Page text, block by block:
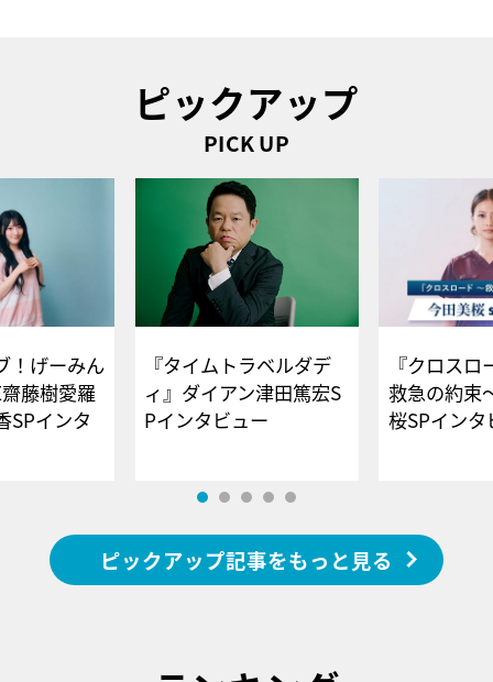
ピックアップ
PICK UP
！げーみん
藤樹愛羅
SPインタ
『タイムトラベルダデ
ィ』ダイアン津田篤宏S
Pインタビュー
『クロス
救急の約束
桜SPイ
ピックアップ記事をもっと見る